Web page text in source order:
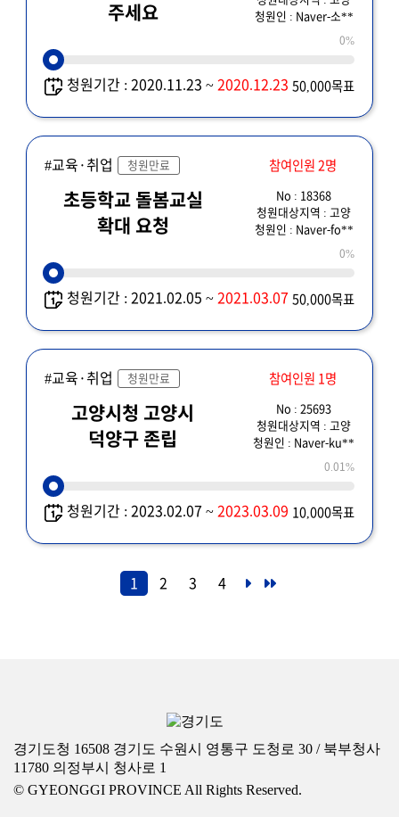
주세요
청원인 : Naver-소**
0%
청원기간 : 2020.11.23 ~2020.12.23 50,000목표
#교육·취업 청원만료 참여인원 2명
초등학교 돌봄교실
확대 요청
No : 18368
청원대상지역 : 고양
청원인 : Naver-fo**
0%
청원기간 : 2021.02.05 ~2021.03.07 50,000목표
#교육·취업 청원만료 참여인원 1명
고양시청 고양시
덕양구 존립
No : 25693
청원대상지역 : 고양
청원인 : Naver-ku**
0.01%
청원기간 : 2023.02.07 ~2023.03.09 10,000목표
1 2 3 4
경기도청 16508 경기도 수원시 영통구 도청로 30 / 북부청사
11780 의정부시 청사로 1
© GYEONGGI PROVINCE All Rights Reserved.